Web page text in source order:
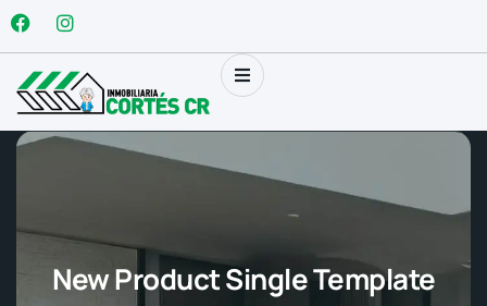
New Product Single Template